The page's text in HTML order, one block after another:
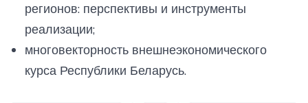
регионов: перспективы и инструменты
реализации;
многовекторность внешнеэкономического
курса Республики Беларусь.